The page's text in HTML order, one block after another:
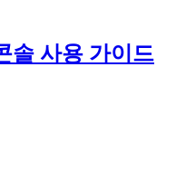
솔 사용 가이드